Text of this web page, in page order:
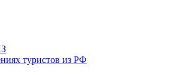
туристов из РФ